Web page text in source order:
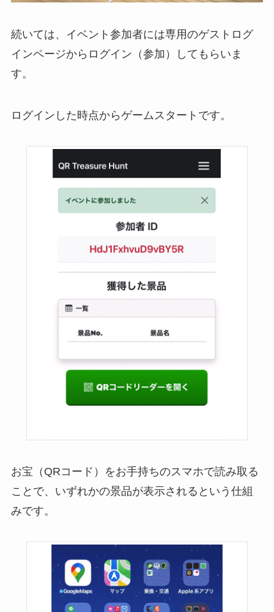
続いては、イベント参加者には専用のゲストログ
インページからログイン（参加）してもらいま
す。
ログインした時点からゲームスタートです。
お宝（QRコード）をお手持ちのスマホで読み取る
ことで、いずれかの景品が表示されるという仕組
みです。